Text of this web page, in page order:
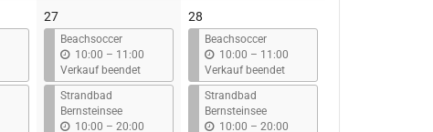
27
Beachsoccer
10:00 – b
i
s
11:00
Verkauf beendet
Strandbad
Bernsteinsee
10:00 – b20:00
28
Beachsoccer
10:00 – b
i
s
11:00
Verkauf beendet
Strandbad
Bernsteinsee
10:00 – b20:00